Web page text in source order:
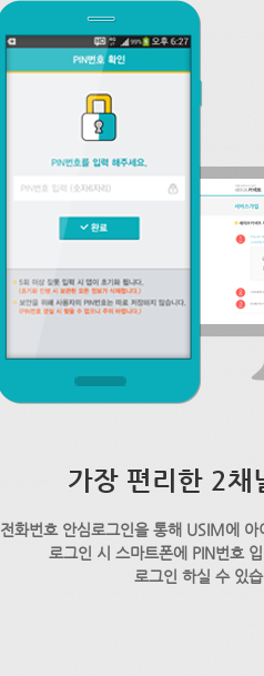
가장 편리한 2채
전화번호 안심로그인을 통해 USIM에 아
로그인 시 스마트폰에 PIN번호
로그인 하실 수 있습